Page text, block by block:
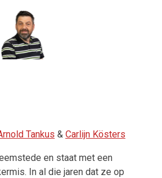
Tankus & Carlijn Kösters
en staat met een
In al die jaren dat ze op